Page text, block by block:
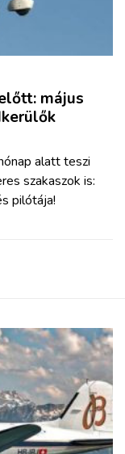
május
alatt teszi
szakaszok is:
pilótája!